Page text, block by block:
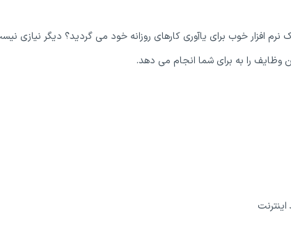
نرم افزار خوب برای یاآوری کارهای روزانه خود می گردید؟ دیگر نیازی